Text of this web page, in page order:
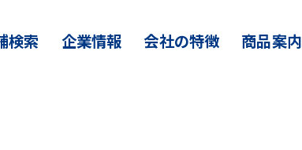
検索 企業情報 会社の特徴 商品案内